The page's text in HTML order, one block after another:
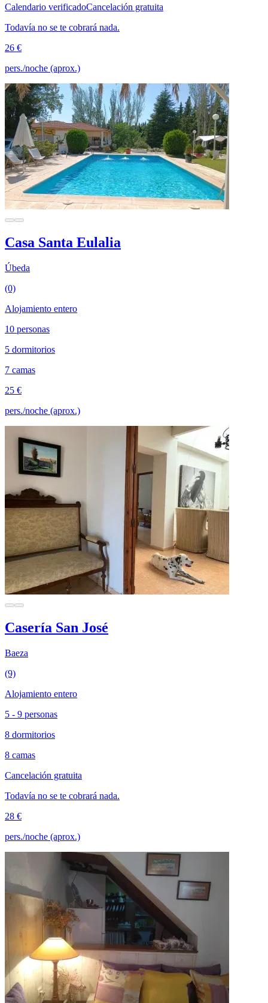
Calendario verificadoCancelación gratuita
Todavía no se te cobrará nada.
26 €
pers./noche (aprox.)
Casa Santa Eulalia
Úbeda
(0)
Alojamiento entero
10 personas
5 dormitorios
7 camas
25 €
pers./noche (aprox.)
Casería San José
Baeza
(9)
Alojamiento entero
5 - 9 personas
8 dormitorios
8 camas
Cancelación gratuita
Todavía no se te cobrará nada.
28 €
pers./noche (aprox.)